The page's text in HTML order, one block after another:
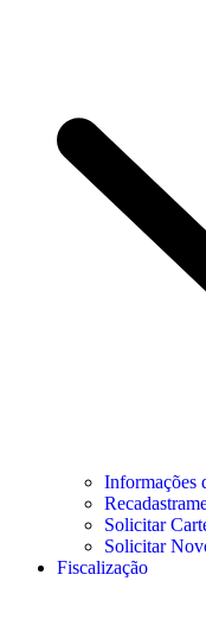
Informações
Solicitar
Solicitar
Fiscalização